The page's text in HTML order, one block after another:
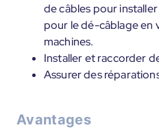
de câbles pour
pour le dé-câblage en
machines.
Installer et raccorder
Assurer des
Avantages